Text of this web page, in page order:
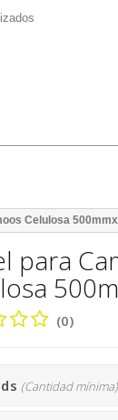
Celulosa
para
(0)
(Cantidad mínima)